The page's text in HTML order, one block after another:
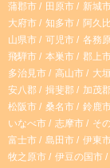
蒲郡市
田原市 新城
大府市
知多市 阿久
山県市
可児市 各務
飛騨市
本巣市 郡上
多治見市
高山市 大
安八郡
揖斐郡 加茂
松阪市
桑名市 鈴鹿
いなべ市
志摩市 そ
富士市
島田市 伊東
牧之原市
伊豆の国市